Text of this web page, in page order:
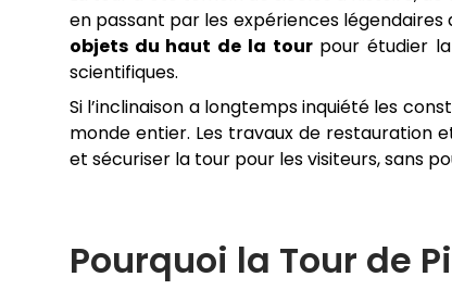
en passant par les expériences légendaires
objets du haut de la tourpour étudier la
scientifiques.
Si l’inclinaison a longtemps inquiété les
monde entier. Les travaux de restauration
et sécuriser la tour pour les visiteurs, sans
Pourquoi la Tour de